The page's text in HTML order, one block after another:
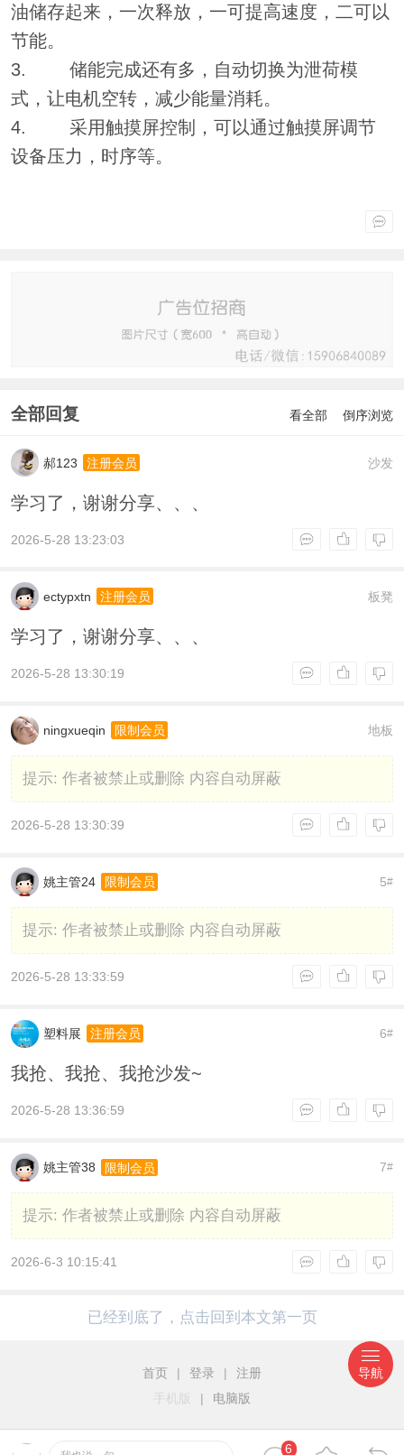
油储存起来，一次释放，一可提高速度，二可以
节能。
3. 储能完成还有多，自动切换为泄荷模
式，让电机空转，减少能量消耗。
4. 采用触摸屏控制，可以通过触摸屏调节
设备压力，时序等。
全部回复 看全部 倒序浏览
沙发
郝123 注册会员
学习了，谢谢分享、、、
2026-5-28 13:23:03
板凳
ectypxtn 注册会员
学习了，谢谢分享、、、
2026-5-28 13:30:19
地板
ningxueqin 限制会员
提示: 作者被禁止或删除 内容自动屏蔽
2026-5-28 13:30:39
5#
姚主管24 限制会员
提示: 作者被禁止或删除 内容自动屏蔽
2026-5-28 13:33:59
6#
塑料展 注册会员
我抢、我抢、我抢沙发~
2026-5-28 13:36:59
7#
姚主管38 限制会员
提示: 作者被禁止或删除 内容自动屏蔽
2026-6-3 10:15:41
6
已经到底了，点击回到本文第一页
首页 | 登录 |
注册
手机版
| 电脑版
导航